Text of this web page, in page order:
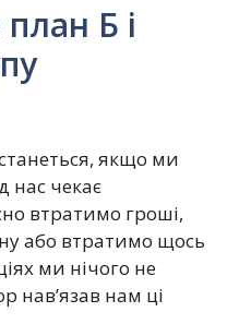
Б і
якщо ми
нас чекає
втратимо гроші,
або втратимо щось
ми нічого не
нав’язав нам ці